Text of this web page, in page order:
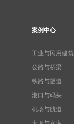
案例中心
工业与民用建筑
公路与桥梁
铁路与隧道
港口与码头
机场与航道